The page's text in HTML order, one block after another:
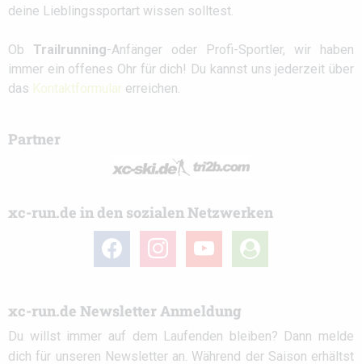
deine Lieblingssportart wissen solltest.
Ob Trailrunning-Anfänger oder Profi-Sportler, wir haben
immer ein offenes Ohr für dich! Du kannst uns jederzeit über
das Kontaktformular erreichen.
Partner
xc-run.de in den sozialen Netzwerken
facebook instagramyoutube
user-
circle
xc-run.de Newsletter Anmeldung
Du willst immer auf dem Laufenden bleiben? Dann melde
dich für unseren Newsletter an. Während der Saison erhältst